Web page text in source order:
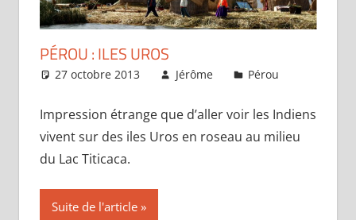
PÉROU : ILES UROS
27 octobre 2013 Jérôme Pérou
Impression étrange que d’aller voir les Indiens
vivent sur des iles Uros en roseau au milieu
du Lac Titicaca.
Suite de l'article